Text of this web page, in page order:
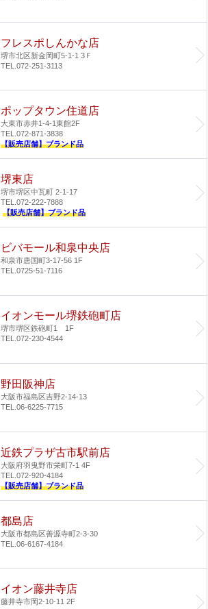
フレスポしんかな店
堺市北区新金岡町5-1-1 3Ｆ
TEL.072-251-3113
ポップタウン住道店
大東市赤井1-4-1 東館2F
TEL.072-871-3838
【販売店舗】ブランド品
堺東店
堺市堺区中瓦町 2-1-17
TEL.072-222-7888
【販売店舗】ブランド品
ビバモール和泉中央店
和泉市唐国町3-17-56 1F
TEL.0725-51-7116
イオンモール堺鉄砲町店
堺市堺区鉄砲町1 1F
TEL.072-230-4544
野田阪神店
大阪市福島区吉野2-14-13
TEL.06-6225-7715
近鉄プラザ古市駅前店
大阪府羽曳野市栄町7-1 4F
TEL.072-920-4184
【販売店舗】ブランド品
都島店
大阪市都島区善源寺町2-3-30
TEL.06-6167-4184
イオン藤井寺店
藤井寺市岡2-10-11 2F